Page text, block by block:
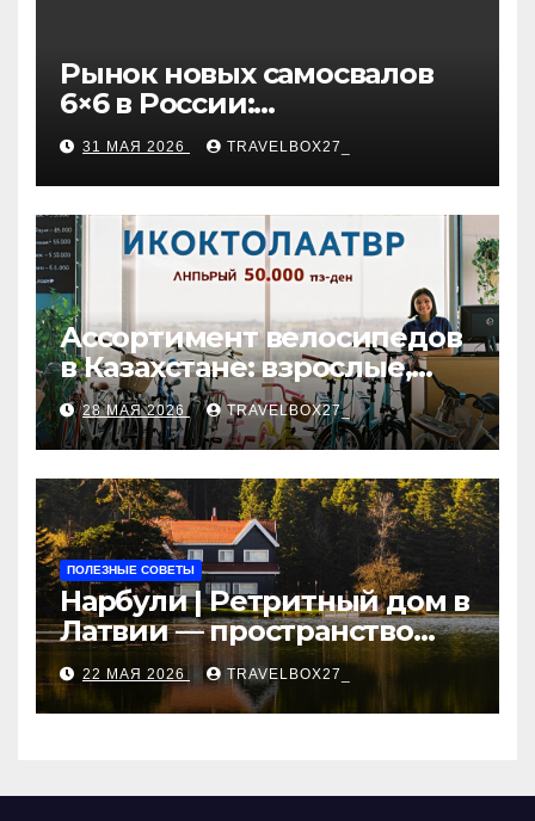
Рынок новых самосвалов
6×6 в России:
характеристики и цены
31 МАЯ 2026 TRAVELBOX27_
Ассортимент велосипедов
в Казахстане: взрослые,
детские и городские
модели, ценовые
категории и варианты
рассрочки
28 МАЯ 2026 TRAVELBOX27_
ПОЛЕЗНЫЕ СОВЕТЫ
Нарбули | Ретритный дом в
Латвии — пространство
для саморазвития и
восстановления
22 МАЯ 2026 TRAVELBOX27_